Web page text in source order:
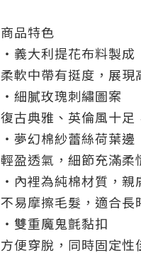
商品特色
・ 義大利提花布料製成
柔軟中帶有挺度，展現
・ 細膩玫瑰刺繡圖案
復古典雅、英倫風十
・ 夢幻棉紗蕾絲荷葉邊
輕盈透氣，細節充滿柔
・ 內裡為純棉材質，親
不易摩擦毛髮，適合長
・ 雙重魔鬼氈黏扣
方便穿脫，同時固定性